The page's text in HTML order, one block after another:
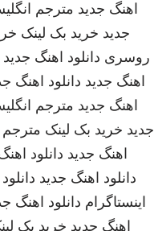
اهنگ جدید مترجم
جدید خرید بک لینک
روسری دانلود اهنگ جدید
اهنگ جدید دانلود اهنگ
اهنگ جدید مترجم
جدید خرید بک لینک
اهنگ جدید دانلود
دانلود اهنگ جدید
اینستاگرام دانلود اهنگ
اهنگ جدید خرید بک